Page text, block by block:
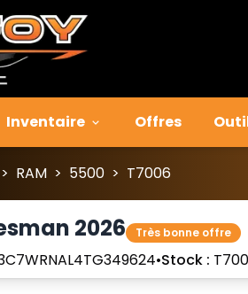
Inventaire Offres
> RAM > 5500 > T7006
2026 Très bonne offre
•Stock :